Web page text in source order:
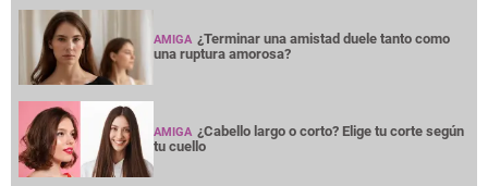
AMIGA ¿Terminar una amistad duele tanto como
una ruptura amorosa?
AMIGA ¿Cabello largo o corto? Elige tu corte según
tu cuello